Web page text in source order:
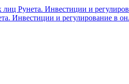
Инвестиции и регулирование в